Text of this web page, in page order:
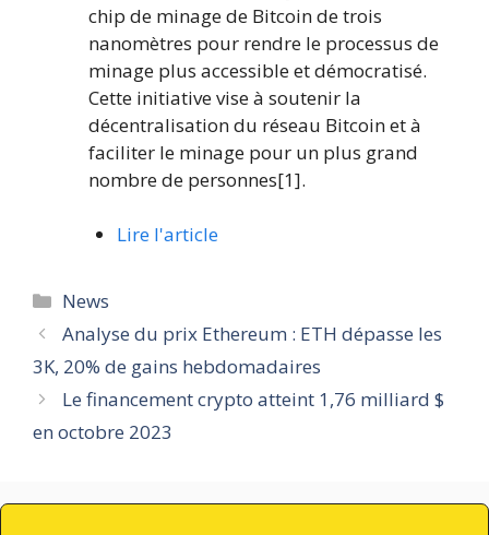
chip de minage de Bitcoin de trois
nanomètres pour rendre le processus de
minage plus accessible et démocratisé.
Cette initiative vise à soutenir la
décentralisation du réseau Bitcoin et à
faciliter le minage pour un plus grand
nombre de personnes[1].
Lire l'article
Catégories
News
Analyse du prix Ethereum : ETH dépasse les
3K, 20% de gains hebdomadaires
Le financement crypto atteint 1,76 milliard $
en octobre 2023